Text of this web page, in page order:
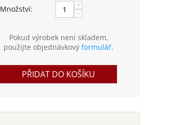
Množství:
+
−
Pokud výrobek není skladem,
použijte objednávkový formulář.
PŘIDAT DO KOŠÍKU